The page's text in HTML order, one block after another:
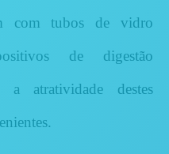
com tubos de vidro
de digestão
a atratividade destes